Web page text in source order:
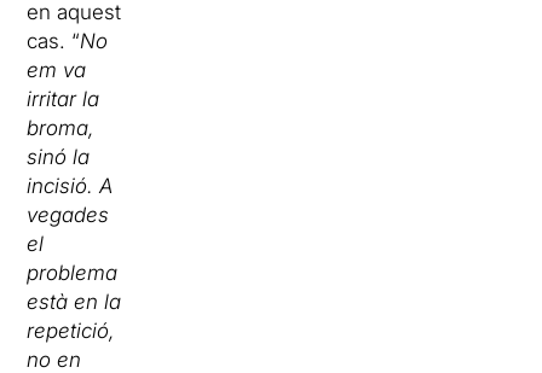
en aquest
cas. “No
em va
irritar la
broma,
sinó la
incisió. A
vegades
el
problema
està en la
repetició,
no en